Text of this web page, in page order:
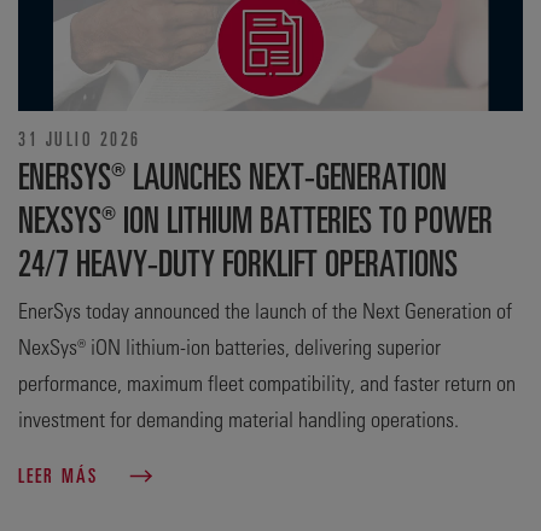
31 JULIO 2026
ENERSYS® LAUNCHES NEXT-GENERATION
NEXSYS® ION LITHIUM BATTERIES TO POWER
24/7 HEAVY-DUTY FORKLIFT OPERATIONS
EnerSys today announced the launch of the Next Generation of
NexSys® iON lithium-ion batteries, delivering superior
performance, maximum fleet compatibility, and faster return on
investment for demanding material handling operations.
LEER MÁS